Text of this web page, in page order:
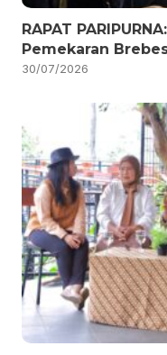
RAPAT
Pemekaran
30/07/2026